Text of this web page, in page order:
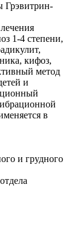
Грэвитрин-
1-4 степени,
кифоз,
метод
и
в
и грудного